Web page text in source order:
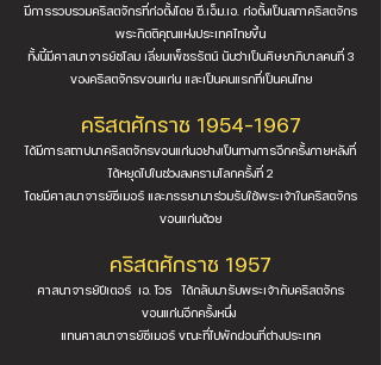
มีการรวบรวมคริสตจักรที่ก่อตั้งโดย ซี.เอ็ม.เอ. ก่อตั้งเป็นสภาคริสตจักร
พระกิตติคุณแห่งประเทศไทยขึ้น
ทั้งนี้มีศาสนาจารย์ชโลม เลี่ยมเพ็ชรรัตน์ นับว่าเป็นศิษยาภิบาลคนที่ 3
ของคริสตจักรขอนแก่น และเป็นคนแรกที่เป็นคนไทย
คริสตศักราช 1954-1967
ได้มีการสถาปนาคริสตจักรขอนแก่นอย่างเป็นทางการอีกครั้งภายหลังที่
ได้หยุดไปในช่วงสงครามโลกครั้งที่ 2
โดยมีศาสนาจารย์ซีเมอร์ และภรรยามาร่วมรับใช้พระเจ้าในคริสตจักร
ขอนแก่นด้วย
คริสตศักราช 1957
ศาสนาจารย์ปีเตอร์ เอ. โวธ ได้กลับมารับพระเจ้ากับคริสตจักร
ขอนแก่นอีกครั้งหนึ่ง
แทนศาสนาจารย์ซีเมอร์ ขณะที่ไปพักผ่อนที่ต่างประเทศ